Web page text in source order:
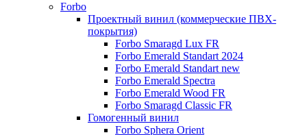
Forbo
Проектный винил (коммерческие ПВХ-
покрытия)
Forbo Smaragd Lux FR
Forbo Emerald Standart 2024
Forbo Emerald Standart new
Forbo Emerald Spectra
Forbo Emerald Wood FR
Forbo Smaragd Classic FR
Гомогенный винил
Forbo Sphera Orient